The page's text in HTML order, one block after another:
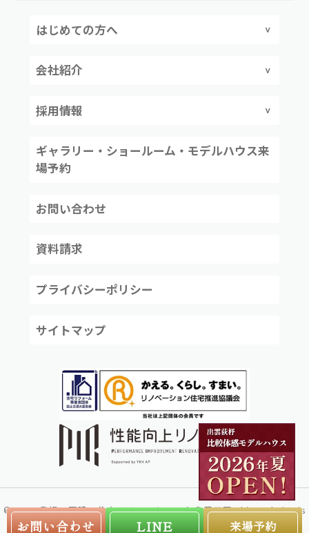
はじめての方へ
会社紹介
採用情報
ギャラリー・ショールーム・モデルハウス来
場予約
お問い合わせ
資料請求
プライバシーポリシー
サイトマップ
©2024 島根で戸建て住宅リノベーションなら夢工房 This Website is
created by株式会社リコネクト
お問い合わせ LINE 来場予約